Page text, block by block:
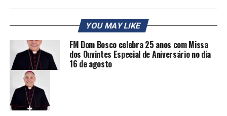
YOU MAY LIKE
FM Dom Bosco celebra 25 anos com Missa
dos Ouvintes Especial de Aniversário no dia
16 de agosto